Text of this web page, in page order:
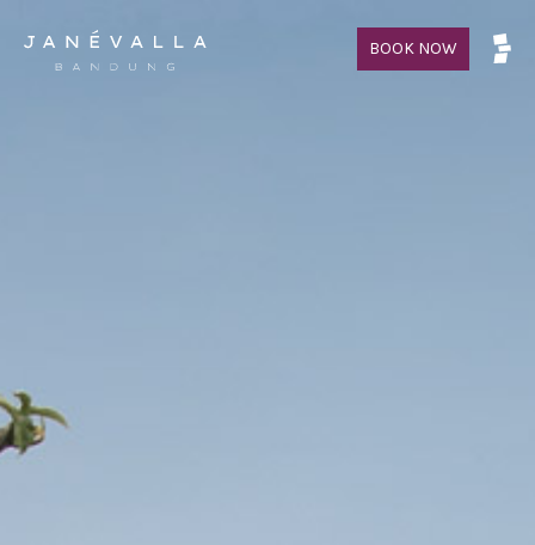
BOOK NOW